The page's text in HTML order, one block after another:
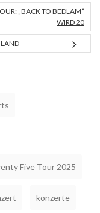
„BACK TO BEDLAM“ W
IRD 20
Five Tour 2025
konzerte